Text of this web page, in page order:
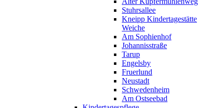
Stuhrsallee
Kneipp Kindertagestätte
Weiche
Am Sophienhof
Johannisstraße
Tarup
Engelsby
Fruerlund
Neustadt
Schwedenheim
Am Ostseebad